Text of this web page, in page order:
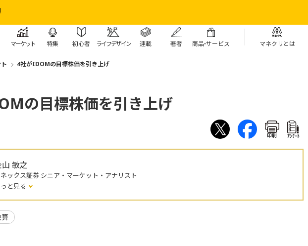
マーケット 特集 初心者 ライフデザイン 連載 著者 商品・サービス マネクリとは
4社がIDOMの目標株価を引き上げ
の目標株価を引き上げ
印刷 ｱﾝｹｰﾄ
敏之
ックス証券 シニア・マーケット・アナリスト
と見る